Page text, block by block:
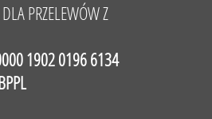
PRZELEWÓW Z
1902 0196 6134